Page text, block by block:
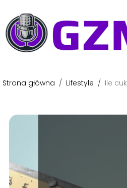
Strona główna / Lifestyle / Ile